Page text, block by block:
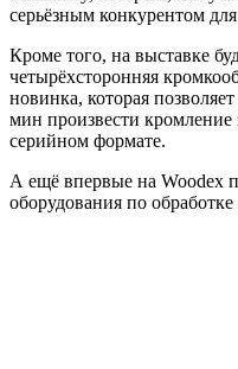
серьёзным конкурентом
Кроме того, на выставке
четырёхсторонняя
новинка, которая
мин произвести кромление
серийном формате.
А ещё впервые на Woodex
оборудования по обработке